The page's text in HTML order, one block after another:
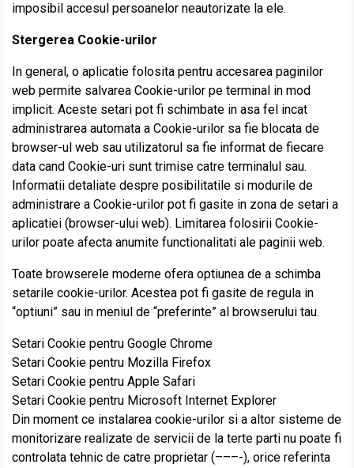
imposibil accesul persoanelor neautorizate la ele.
Stergerea Cookie-urilor
In general, o aplicatie folosita pentru accesarea paginilor
web permite salvarea Cookie-urilor pe terminal in mod
implicit. Aceste setari pot fi schimbate in asa fel incat
administrarea automata a Cookie-urilor sa fie blocata de
browser-ul web sau utilizatorul sa fie informat de fiecare
data cand Cookie-uri sunt trimise catre terminalul sau.
Informatii detaliate despre posibilitatile si modurile de
administrare a Cookie-urilor pot fi gasite in zona de setari a
aplicatiei (browser-ului web). Limitarea folosirii Cookie-
urilor poate afecta anumite functionalitati ale paginii web.
Toate browserele moderne ofera optiunea de a schimba
setarile cookie-urilor. Acestea pot fi gasite de regula in
“optiuni” sau in meniul de “preferinte” al browserului tau.
Setari Cookie pentru Google Chrome
Setari Cookie pentru Mozilla Firefox
Setari Cookie pentru Apple Safari
Setari Cookie pentru Microsoft Internet Explorer
Din moment ce instalarea cookie-urilor si a altor sisteme de
monitorizare realizate de servicii de la terte parti nu poate fi
controlata tehnic de catre proprietar (–––-), orice referinta